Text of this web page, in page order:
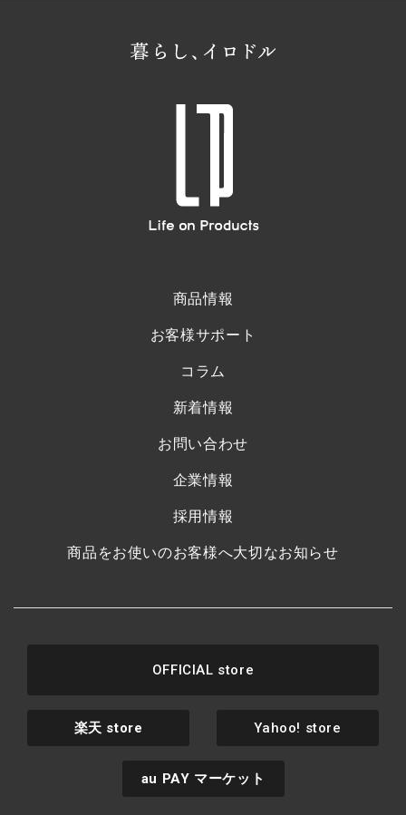
商品情報
お客様サポート
コラム
新着情報
お問い合わせ
企業情報
採用情報
商品をお使いのお客様へ大切なお知らせ
OFFICIAL store
楽天 store Yahoo! store
au PAY マーケット